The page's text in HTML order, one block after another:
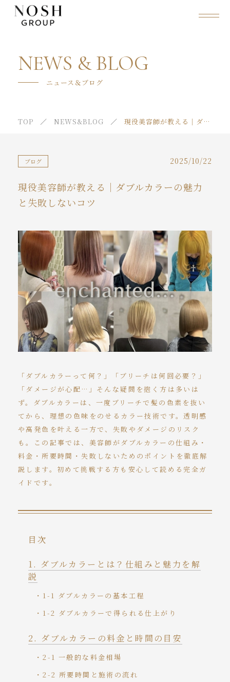
動画での紹介
取り扱い商品
よくあるご質問
アクセス
ご予約・お問い合わせ
求人
tel. 092-771-1122
NEWS & BLOG
ニュース＆ブログ
TOP NEWS&BLOG 現役美容師が教える｜ダブルカラーの魅力と失敗しないコツ
ブログ 2025/10/22
現役美容師が教える｜ダブルカラーの魅力
と失敗しないコツ
「ダブルカラーって何？」「ブリーチは何回必要？」
「ダメージが心配…」そんな疑問を抱く方は多いは
ず。ダブルカラーは、一度ブリーチで髪の色素を抜い
てから、理想の色味をのせるカラー技術です。透明感
や高発色を叶える一方で、失敗やダメージのリスク
も。この記事では、美容師がダブルカラーの仕組み・
料金・所要時間・失敗しないためのポイントを徹底解
説します。初めて挑戦する方も安心して読める完全ガ
イドです。
目次
ダブルカラーとは？仕組みと魅力を解
説
1-1 ダブルカラーの基本工程
1-2 ダブルカラーで得られる仕上がり
ダブルカラーの料金と時間の目安
2-1 一般的な料金相場
2-2 所要時間と施術の流れ